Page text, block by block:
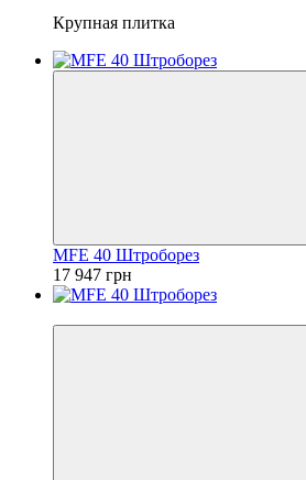
Крупная плитка
MFE 40 Штроборез
17 947 грн